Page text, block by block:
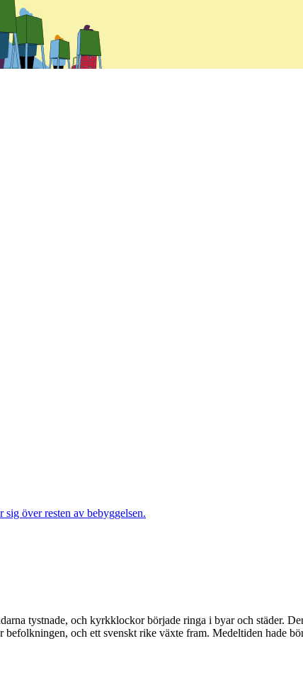
tystnade, och kyrkklockor började ringa i byar och städer.
och ett svenskt rike växte fram. Medeltiden hade